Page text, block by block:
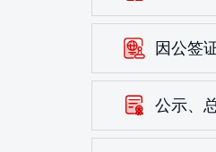
因公签
公示、